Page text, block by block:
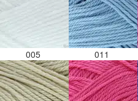
005 011